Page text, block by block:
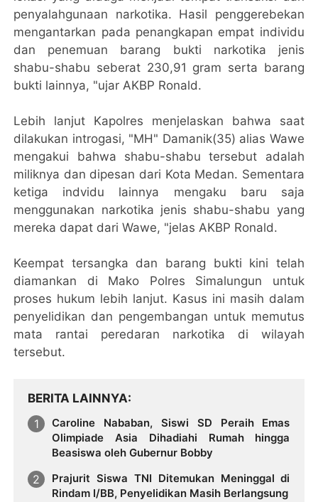
penyalahgunaan narkotika. Hasil penggerebekan
mengantarkan pada penangkapan empat individu
dan penemuan barang bukti narkotika jenis
shabu-shabu seberat 230,91 gram serta barang
bukti lainnya, "ujar AKBP Ronald.
Lebih lanjut Kapolres menjelaskan bahwa saat
dilakukan introgasi, "MH" Damanik(35) alias Wawe
mengakui bahwa shabu-shabu tersebut adalah
miliknya dan dipesan dari Kota Medan. Sementara
ketiga indvidu lainnya mengaku baru saja
menggunakan narkotika jenis shabu-shabu yang
mereka dapat dari Wawe, "jelas AKBP Ronald.
Keempat tersangka dan barang bukti kini telah
diamankan di Mako Polres Simalungun untuk
proses hukum lebih lanjut. Kasus ini masih dalam
penyelidikan dan pengembangan untuk memutus
mata rantai peredaran narkotika di wilayah
tersebut.
BERITA LAINNYA
Caroline Nababan, Siswi SD Peraih Emas
Olimpiade Asia Dihadiahi Rumah hingga
Beasiswa oleh Gubernur Bobby
Prajurit Siswa TNI Ditemukan Meninggal di
Rindam I/BB, Penyelidikan Masih Berlangsung